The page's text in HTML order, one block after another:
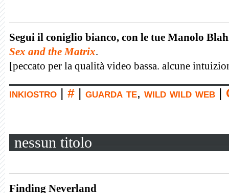
Segui il coniglio bianco, con le tue Manolo
Sex and the Matrix.
[peccato per la qualità video bassa. alcune
inkiostro # guarda te, wild wild web
nessun titolo
Finding Neverland